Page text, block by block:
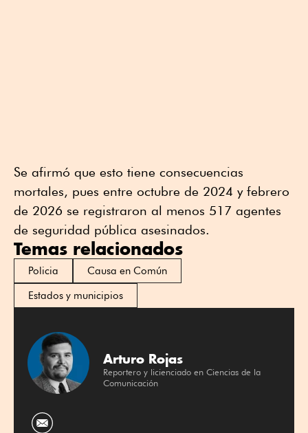
Se afirmó que esto tiene consecuencias
mortales, pues entre octubre de 2024 y febrero
de 2026 se registraron al menos 517 agentes
de seguridad pública asesinados.
Temas relacionados
Policia
Causa en Común
Estados y municipios
Arturo Rojas
Reportero y licienciado en Ciencias de la
Comunicación